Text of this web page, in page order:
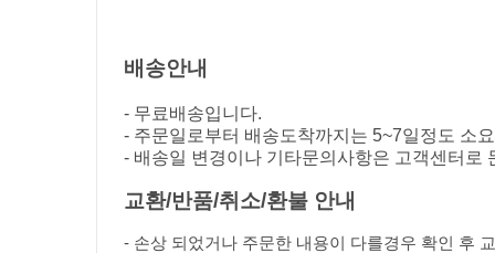
배송안내
- 무료배송입니다.
- 주문일로부터 배송도착까지는 5~7일정도 소
- 배송일 변경이나 기타문의사항은 고객센터로
교환/반품/취소/환불 안내
- 손상 되었거나 주문한 내용이 다를경우 확인 후